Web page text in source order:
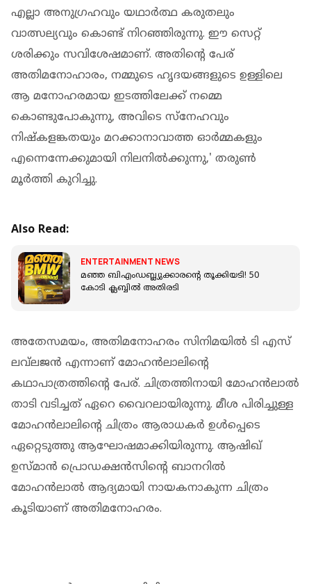
എല്ലാ അനുഗ്രഹവും യഥാർത്ഥ കരുതലും
വാത്സല്യവും കൊണ്ട് നിറഞ്ഞിരുന്നു. ഈ സെറ്റ്
ശരിക്കും സവിശേഷമാണ്. അതിന്റെ പേര്
അതിമനോഹാരം, നമ്മുടെ ഹൃദയങ്ങളുടെ ഉള്ളിലെ
ആ മനോഹരമായ ഇടത്തിലേക്ക് നമ്മെ
കൊണ്ടുപോകുന്നു, അവിടെ സ്നേഹവും
നിഷ്കളങ്കതയും മറക്കാനാവാത്ത ഓർമ്മകളും
എന്നെന്നേക്കുമായി നിലനിൽക്കുന്നു,' തരുൺ
മൂർത്തി കുറിച്ചു.
Also Read:
ENTERTAINMENT NEWS
മഞ്ഞ ബിഎംഡബ്ല്യുക്കാരന്റെ തൂക്കിയടി! 50
കോടി ക്ലബ്ബിൽ അതിരടി
അതേസമയം, അതിമനോഹരം സിനിമയിൽ ടി എസ്
ലവ്‌ലജൻ എന്നാണ് മോഹൻലാലിന്റെ
കഥാപാത്രത്തിന്റെ പേര്. ചിത്രത്തിനായി മോഹൻലാൽ
താടി വടിച്ചത് ഏറെ വൈറലായിരുന്നു. മീശ പിരിച്ചുള്ള
മോഹൻലാലിന്റെ ചിത്രം ആരാധകർ ഉൾപ്പെടെ
ഏറ്റെടുത്തു ആഘോഷമാക്കിയിരുന്നു. ആഷിഖ്
ഉസ്മാന്‍ പ്രൊഡക്ഷന്‍സിന്റെ ബാനറില്‍
മോഹന്‍ലാല്‍ ആദ്യമായി നായകനാകുന്ന ചിത്രം
കൂടിയാണ് അതിമനോഹരം.